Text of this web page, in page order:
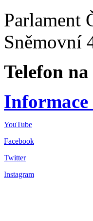
Parlament
Sněmovní
Telefon
Informace
YouTube
Facebook
Twitter
Instagram